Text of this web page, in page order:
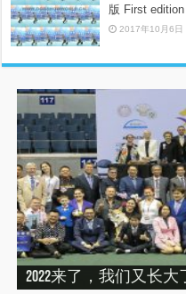
版 First
2017年10月6日
2022来了，我们又长大
建设专栏-2020年的冬
“震”撼之旅——2019印尼犬
SHOW 2019）
建设专栏-2019刚过一
2019美国143届西敏寺